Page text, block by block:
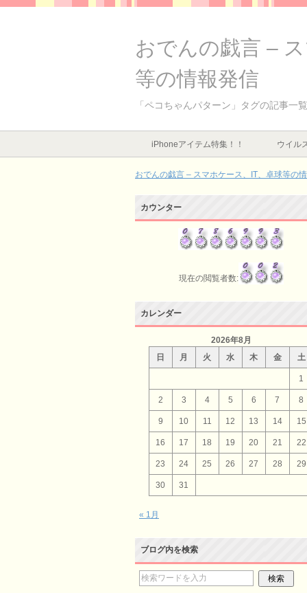
おでんの戯言 –
等の情報発信
「ペコちゃんパターン」タグの記事一覧
iPhoneアイテム特集！！ ウイル
おでんの戯言 – スマホケース、IT、卓球等の
カウンター
現在の閲覧者数:
カレンダー
2026年8月
日
月 火 水 木 金 土
1
2 3 4 5 6 7 8
9 10 11 12 13 14 15
16 17 18 19 20 21 22
23 24 25 26 27 28 29
30 31
« 1月
ブログ内を検索